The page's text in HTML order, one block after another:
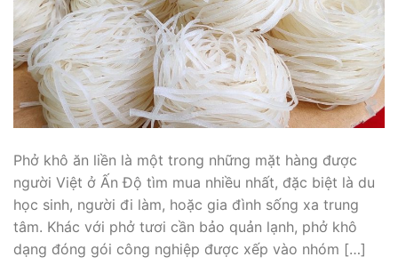
Phở khô ăn liền là một trong những mặt hàng được
người Việt ở Ấn Độ tìm mua nhiều nhất, đặc biệt là du
học sinh, người đi làm, hoặc gia đình sống xa trung
tâm. Khác với phở tươi cần bảo quản lạnh, phở khô
dạng đóng gói công nghiệp được xếp vào nhóm […]